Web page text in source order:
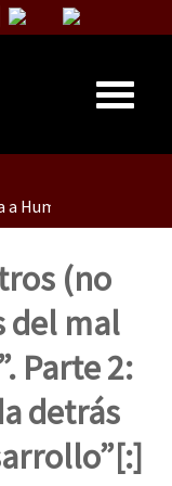
Humanidad”
a Humanidade”(As
(As populações
(no
del mal
Parte 2:
detrás